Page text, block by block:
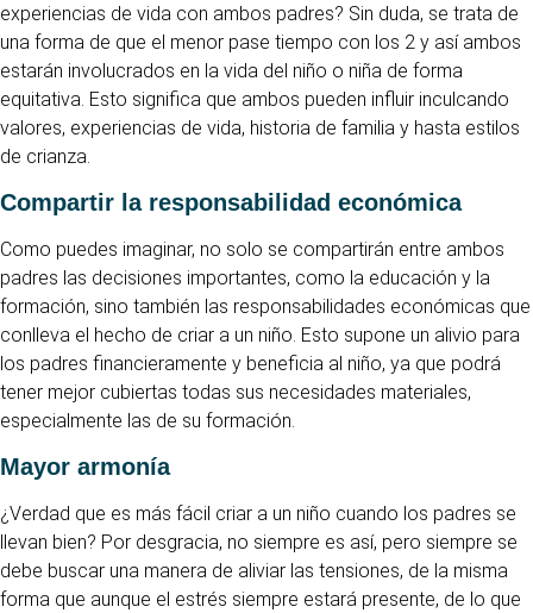
experiencias de vida con ambos padres? Sin duda, se trata de
una forma de que el menor pase tiempo con los 2 y así ambos
estarán involucrados en la vida del niño o niña de forma
equitativa. Esto significa que ambos pueden influir inculcando
valores, experiencias de vida, historia de familia y hasta estilos
de crianza.
Compartir la responsabilidad económica
Como puedes imaginar, no solo se compartirán entre ambos
padres las decisiones importantes, como la educación y la
formación, sino también las responsabilidades económicas que
conlleva el hecho de criar a un niño. Esto supone un alivio para
los padres financieramente y beneficia al niño, ya que podrá
tener mejor cubiertas todas sus necesidades materiales,
especialmente las de su formación.
Mayor armonía
¿Verdad que es más fácil criar a un niño cuando los padres se
llevan bien? Por desgracia, no siempre es así, pero siempre se
debe buscar una manera de aliviar las tensiones, de la misma
forma que aunque el estrés siempre estará presente, de lo que